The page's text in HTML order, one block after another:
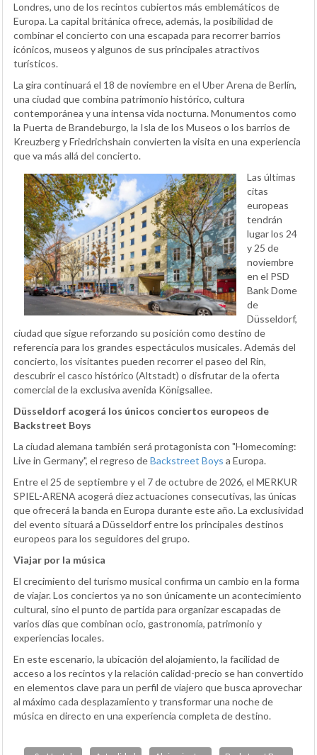
Londres, uno de los recintos cubiertos más emblemáticos de
Europa. La capital británica ofrece, además, la posibilidad de
combinar el concierto con una escapada para recorrer barrios
icónicos, museos y algunos de sus principales atractivos
turísticos.
La gira continuará el 18 de noviembre en el Uber Arena de Berlín,
una ciudad que combina patrimonio histórico, cultura
contemporánea y una intensa vida nocturna. Monumentos como
la Puerta de Brandeburgo, la Isla de los Museos o los barrios de
Kreuzberg y Friedrichshain convierten la visita en una experiencia
que va más allá del concierto.
Las últimas
citas
europeas
tendrán
lugar los 24
y 25 de
noviembre
en el PSD
Bank Dome
de
Düsseldorf,
ciudad que sigue reforzando su posición como destino de
referencia para los grandes espectáculos musicales. Además del
concierto, los visitantes pueden recorrer el paseo del Rin,
descubrir el casco histórico (Altstadt) o disfrutar de la oferta
comercial de la exclusiva avenida Königsallee.
Düsseldorf acogerá los únicos conciertos europeos de
Backstreet Boys
La ciudad alemana también será protagonista con "Homecoming:
Live in Germany", el regreso deBackstreet Boys a Europa.
Entre el 25 de septiembre y el 7 de octubre de 2026, el MERKUR
SPIEL-ARENA acogerá diez actuaciones consecutivas, las únicas
que ofrecerá la banda en Europa durante este año. La exclusividad
del evento situará a Düsseldorf entre los principales destinos
europeos para los seguidores del grupo.
Viajar por la música
El crecimiento del turismo musical confirma un cambio en la forma
de viajar. Los conciertos ya no son únicamente un acontecimiento
cultural, sino el punto de partida para organizar escapadas de
varios días que combinan ocio, gastronomía, patrimonio y
experiencias locales.
En este escenario, la ubicación del alojamiento, la facilidad de
acceso a los recintos y la relación calidad-precio se han convertido
en elementos clave para un perfil de viajero que busca aprovechar
al máximo cada desplazamiento y transformar una noche de
música en directo en una experiencia completa de destino.